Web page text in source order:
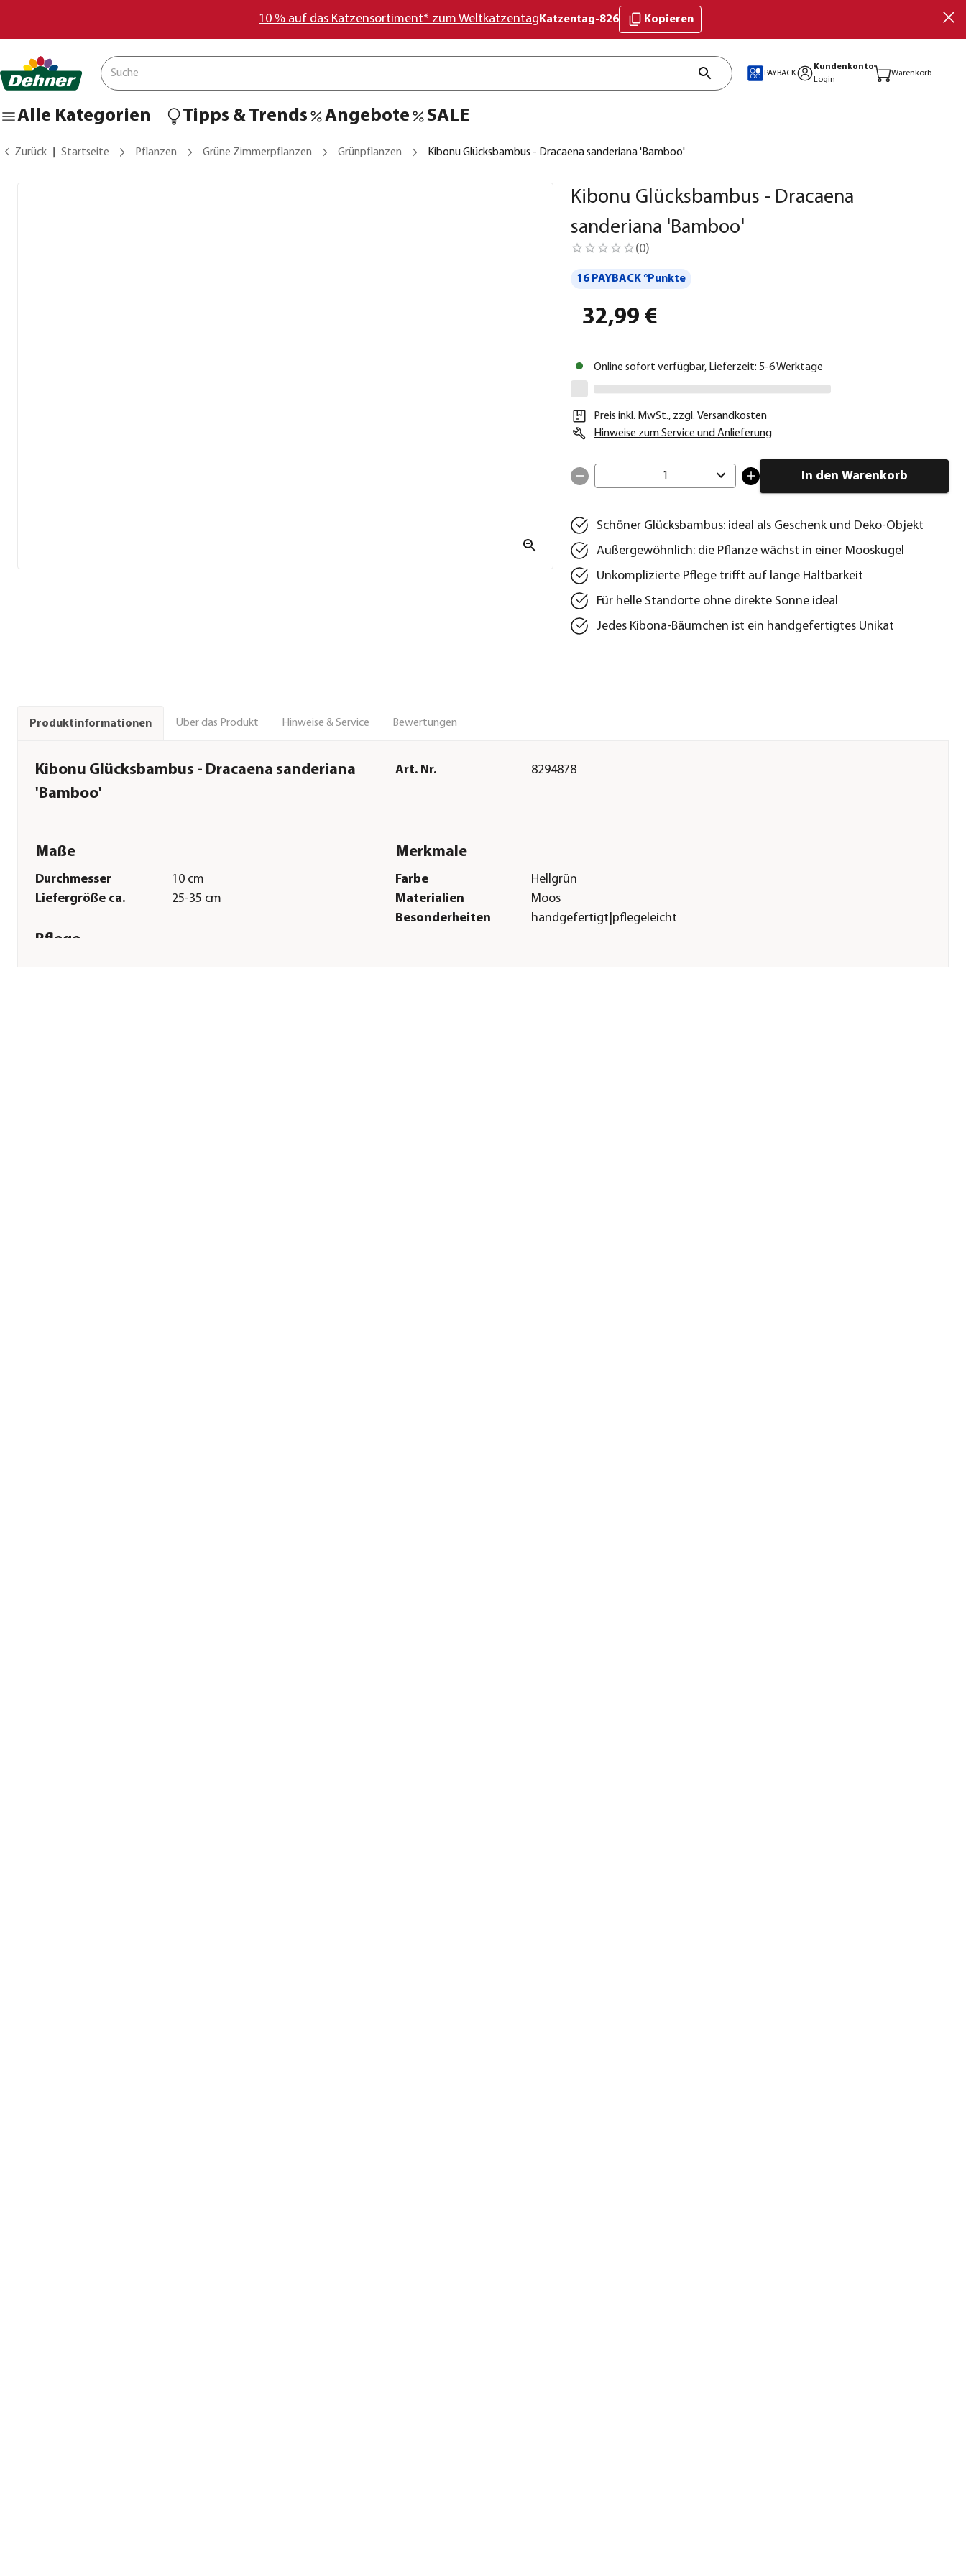
10 % auf das Katzensortiment* zum Weltkatzentag Katzentag-826 Kopieren
PAYBACK
Kundenkonto
Login
Warenkorb
Alle Kategorien Tipps & Trends Angebote SALE
Zurück Startseite Pflanzen Grüne Zimmerpflanzen Grünpflanzen Kibonu Glücksbambus - Dracaena sanderiana 'Bamboo'
Kibonu Glücksbambus - Dracaena
sanderiana 'Bamboo'
(0)
16 PAYBACK °Punkte
32,99 €
Online sofort verfügbar, Lieferzeit: 5-6 Werktage
Preis inkl. MwSt., zzgl. Versandkosten
Hinweise zum Service und Anlieferung
1 In den Warenkorb
Schöner Glücksbambus: ideal als Geschenk und Deko-Objekt
Außergewöhnlich: die Pflanze wächst in einer Mooskugel
Unkomplizierte Pflege trifft auf lange Haltbarkeit
Für helle Standorte ohne direkte Sonne ideal
Jedes Kibona-Bäumchen ist ein handgefertigtes Unikat
Produktinformationen Über das Produkt Hinweise & Service Bewertungen
Kibonu Glücksbambus - Dracaena sanderiana
'Bamboo'
Art. Nr. 8294878
Maße
Durchmesser
10 cm
Liefergröße ca.
25-35 cm
Merkmale
Farbe
Hellgrün
Materialien
Moos
Besonderheiten
handgefertigt|pflegeleicht
Pflege